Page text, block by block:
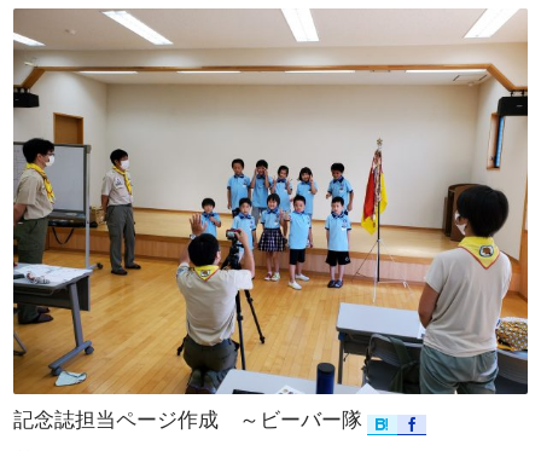
記念誌担当ページ作成 ～ビーバー隊